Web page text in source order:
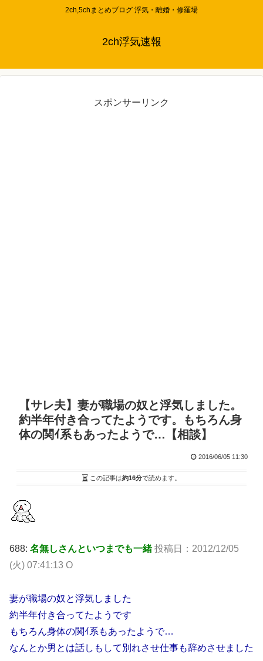
2ch,5chまとめブログ 浮気・離婚・修羅場
2ch浮気速報
スポンサーリンク
【サレ夫】妻が職場の奴と浮気しました。
約半年付き合ってたようです。もちろん身
体の関ｲ系もあったようで…【相談】
2016/06/05 11:30
この記事は約16分で読めます。
688: 名無しさんといつまでも一緒投稿日：2012/12/05
(火) 07:41:13 O
妻が職場の奴と浮気しました
約半年付き合ってたようです
もちろん身体の関ｲ系もあったようで…
なんとか男とは話しもして別れさせ仕事も辞めさせました